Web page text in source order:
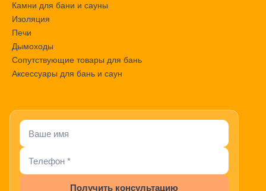
Камни для бани и сауны
Изоляция
Печи
Дымоходы
Сопутствующие товары для бань
Аксессуары для бань и саун
Получить консультацию